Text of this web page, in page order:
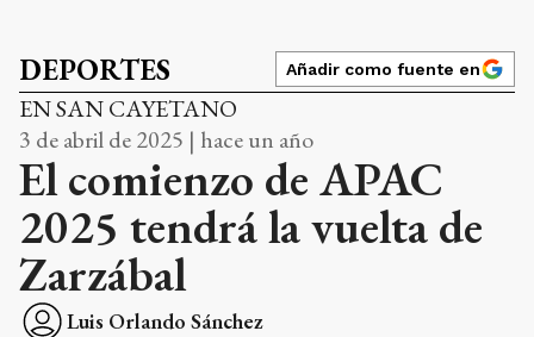
DEPORTES Añadir como fuente en
EN SAN CAYETANO
3 de abril de 2025 | hace un año
El comienzo de APAC
2025 tendrá la vuelta de
Zarzábal
Luis Orlando Sánchez